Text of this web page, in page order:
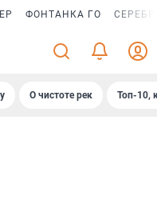
ФОНТАНКА ГО
О чистоте рек Топ-10,